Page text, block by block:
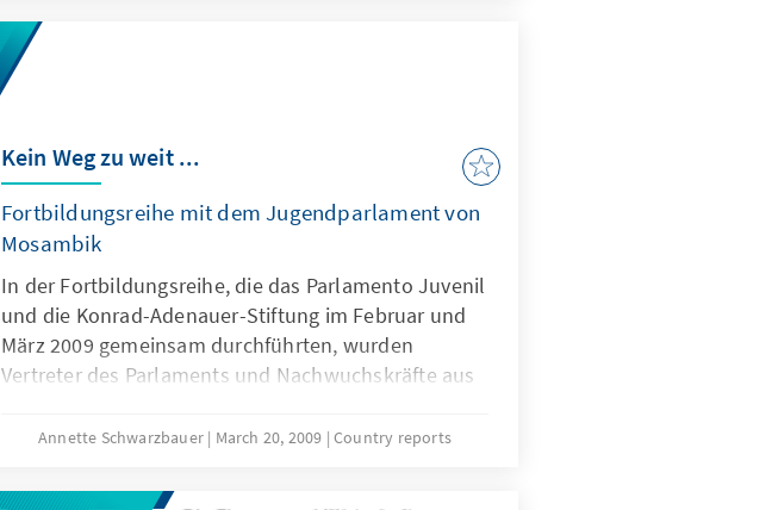
koordinieren, um die Entwicklungshilfe
damiteffizienter einzusetzen.
Kein Weg zu weit ...
Fortbildungsreihe mit dem Jugendparlament von
Mosambik
In der Fortbildungsreihe, die das Parlamento Juvenil
und die Konrad-Adenauer-Stiftung im Februar und
März 2009 gemeinsam durchführten, wurden
Vertreter des Parlaments und Nachwuchskräfte aus
effektiver Interessenvertretung, Möglichkeiten der
Nationalen Parlaments fortgebildet.
Annette Schwarzbauer March 20, 2009 Country reports